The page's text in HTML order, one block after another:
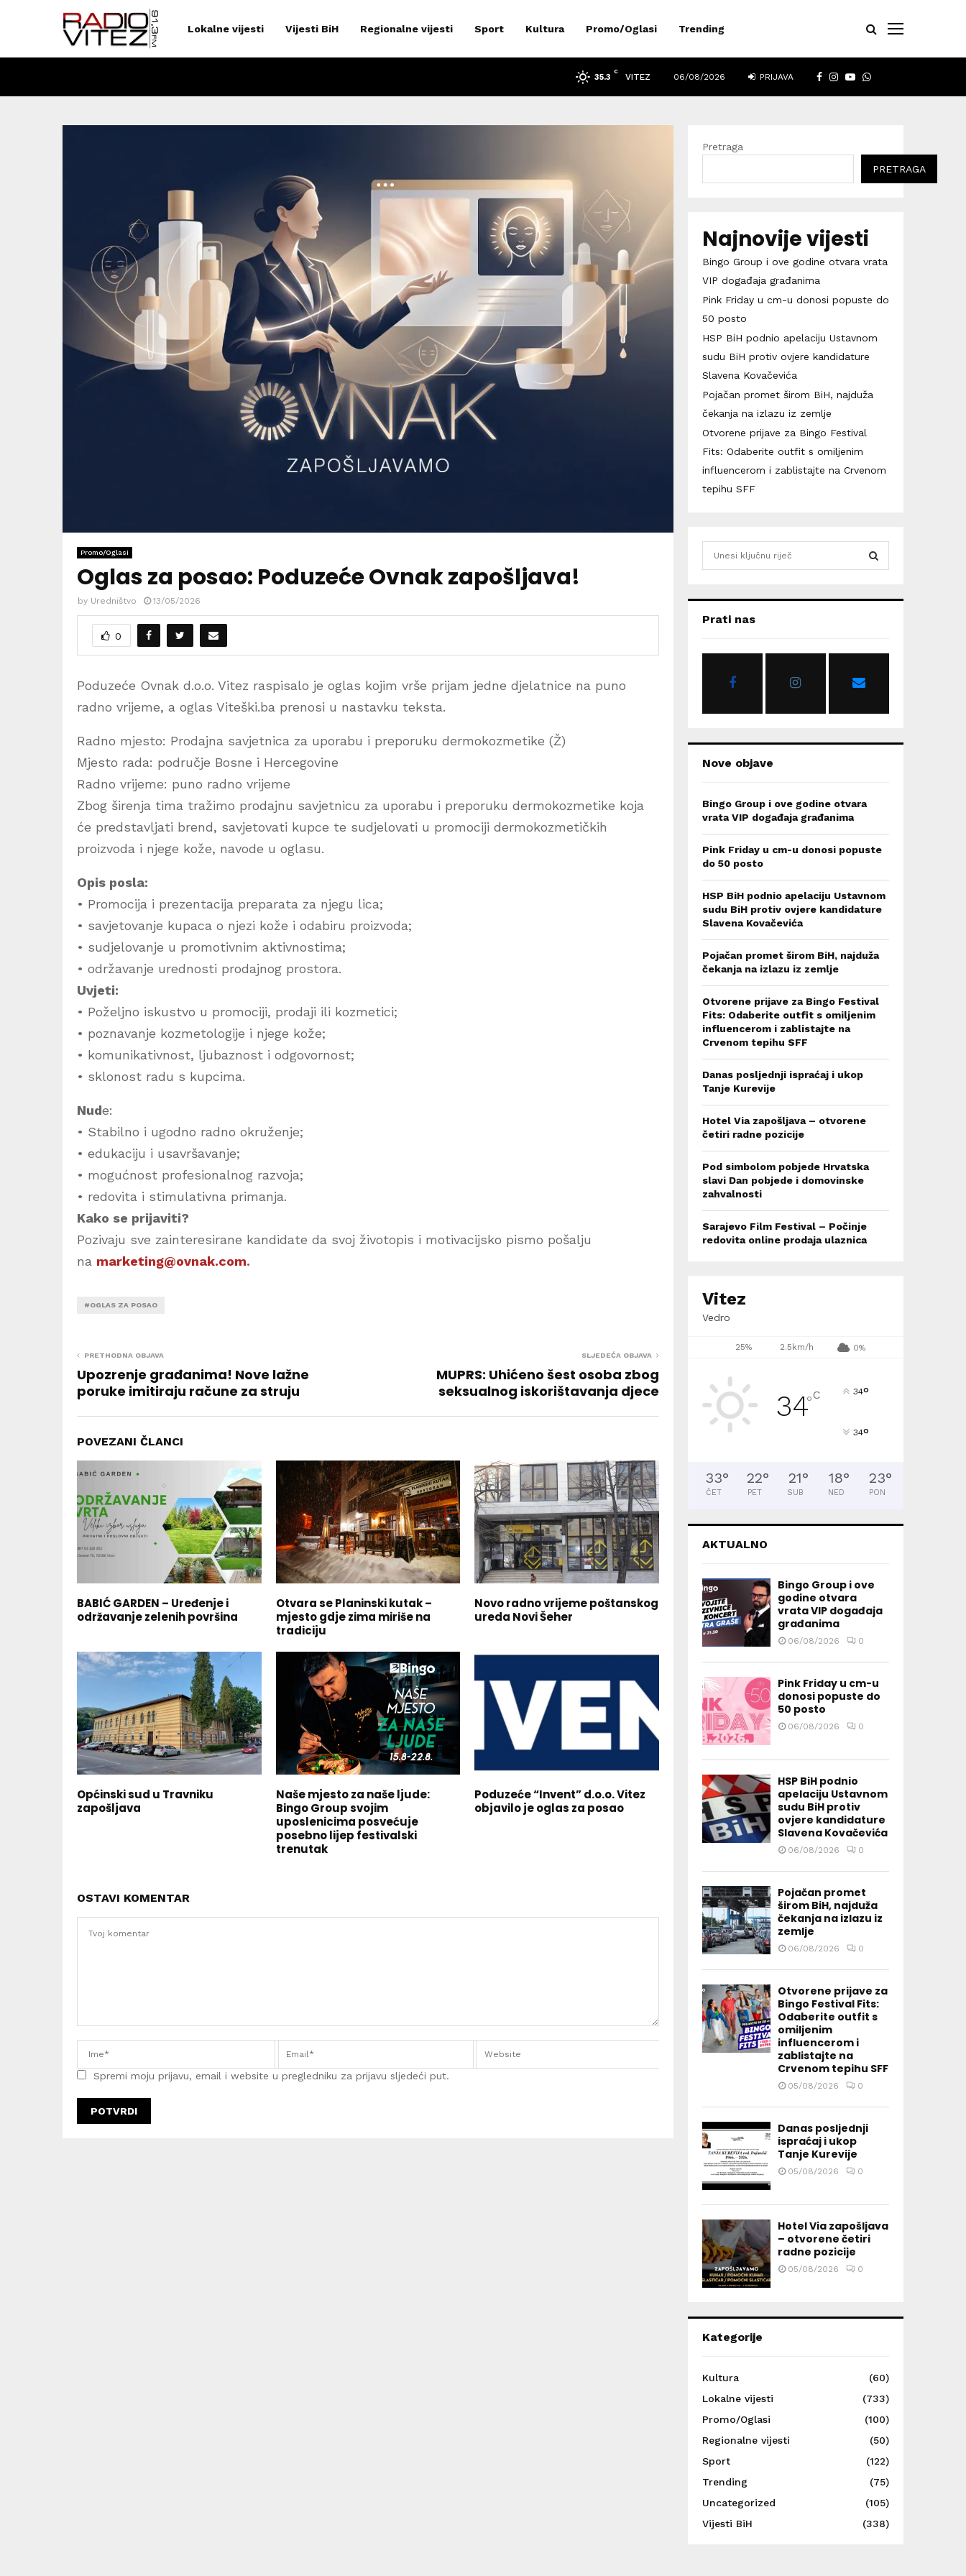
Lokalne vijesti Vijesti BiH Regionalne vijesti Sport Kultura Promo/Oglasi Trending
FACEBOOK
INSTAGRAM
YOUTUBE
WHATSAPP
35.3
C
VITEZ 06/08/2026 PRIJAVA
Promo/Oglasi
Oglas za posao: Poduzeće Ovnak zapošljava!
by Uredništvo 13/05/2026
0
Poduzeće Ovnak d.o.o. Vitez raspisalo je oglas kojim vrše prijam jedne djelatnice na puno
radno vrijeme, a oglas Viteški.ba prenosi u nastavku teksta.
Radno mjesto: Prodajna savjetnica za uporabu i preporuku dermokozmetike (Ž)
Mjesto rada: područje Bosne i Hercegovine
Radno vrijeme: puno radno vrijeme
Zbog širenja tima tražimo prodajnu savjetnicu za uporabu i preporuku dermokozmetike koja
će predstavljati brend, savjetovati kupce te sudjelovati u promociji dermokozmetičkih
proizvoda i njege kože, navode u oglasu.
Opis posla:
• Promocija i prezentacija preparata za njegu lica;
• savjetovanje kupaca o njezi kože i odabiru proizvoda;
• sudjelovanje u promotivnim aktivnostima;
• održavanje urednosti prodajnog prostora.
Uvjeti:
• Poželjno iskustvo u promociji, prodaji ili kozmetici;
• poznavanje kozmetologije i njege kože;
• komunikativnost, ljubaznost i odgovornost;
• sklonost radu s kupcima.
Nude:
• Stabilno i ugodno radno okruženje;
• edukaciju i usavršavanje;
• mogućnost profesionalnog razvoja;
• redovita i stimulativna primanja.
Kako se prijaviti?
Pozivaju sve zainteresirane kandidate da svoj životopis i motivacijsko pismo pošalju
na marketing@ovnak.com.
#OGLAS ZA POSAO
PRETHODNA OBJAVA
Upozrenje građanima! Nove lažne
poruke imitiraju račune za struju
SLJEDEĆA OBJAVA
MUPRS: Uhićeno šest osoba zbog
seksualnog iskorištavanja djece
POVEZANI ČLANCI
BABIĆ GARDEN – Uređenje i
održavanje zelenih površina
Otvara se Planinski kutak –
mjesto gdje zima miriše na
tradiciju
Novo radno vrijeme poštanskog
ureda Novi Šeher
Općinski sud u Travniku
zapošljava
Naše mjesto za naše ljude:
Bingo Group svojim
uposlenicima posvećuje
posebno lijep festivalski
trenutak
Poduzeće “Invent” d.o.o. Vitez
objavilo je oglas za posao
OSTAVI KOMENTAR
Spremi moju prijavu, email i website u pregledniku za prijavu sljedeći put.
Pretraga
PRETRAGA
Najnovije vijesti
Bingo Group i ove godine otvara vrata
VIP događaja građanima
Pink Friday u cm-u donosi popuste do
50 posto
HSP BiH podnio apelaciju Ustavnom
sudu BiH protiv ovjere kandidature
Slavena Kovačevića
Pojačan promet širom BiH, najduža
čekanja na izlazu iz zemlje
Otvorene prijave za Bingo Festival
Fits: Odaberite outfit s omiljenim
influencerom i zablistajte na Crvenom
tepihu SFF
h
o
Prati nas
Nove objave
Bingo Group i ove godine otvara
vrata VIP događaja građanima
Pink Friday u cm-u donosi popuste
do 50 posto
HSP BiH podnio apelaciju Ustavnom
sudu BiH protiv ovjere kandidature
Slavena Kovačevića
Pojačan promet širom BiH, najduža
čekanja na izlazu iz zemlje
Otvorene prijave za Bingo Festival
Fits: Odaberite outfit s omiljenim
influencerom i zablistajte na
Crvenom tepihu SFF
Danas posljednji ispraćaj i ukop
Tanje Kurevije
Hotel Via zapošljava – otvorene
četiri radne pozicije
Pod simbolom pobjede Hrvatska
slavi Dan pobjede i domovinske
zahvalnosti
Sarajevo Film Festival – Počinje
redovita online prodaja ulaznica
Vitez
Vedro
25% 2.5km/h 0%
34°C 34°
34°
33°
ČET
22°
PET
21°
SUB
18°
NED
23°
PON
AKTUALNO
Bingo Group i ove
godine otvara
vrata VIP događaja
građanima
06/08/2026 0
Pink Friday u cm-u
donosi popuste do
50 posto
06/08/2026 0
HSP BiH podnio
apelaciju Ustavnom
sudu BiH protiv
ovjere kandidature
Slavena Kovačevića
06/08/2026 0
Pojačan promet
širom BiH, najduža
čekanja na izlazu iz
zemlje
06/08/2026 0
Otvorene prijave za
Bingo Festival Fits:
Odaberite outfit s
omiljenim
influencerom i
zablistajte na
Crvenom tepihu SFF
05/08/2026 0
Danas posljednji
ispraćaj i ukop
Tanje Kurevije
05/08/2026 0
Hotel Via zapošljava
– otvorene četiri
radne pozicije
05/08/2026 0
Kategorije
Kultura
(60)
Lokalne vijesti
(733)
Promo/Oglasi
(100)
Regionalne vijesti
(50)
Sport
(122)
Trending
(75)
Uncategorized
(105)
Vijesti BiH
(338)